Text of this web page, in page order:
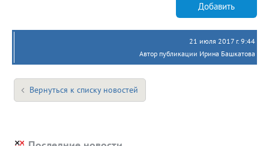
Добавить
21 июля 2017 г. 9:44
Автор публикации Ирина Башкатова
Вернуться к списку новостей